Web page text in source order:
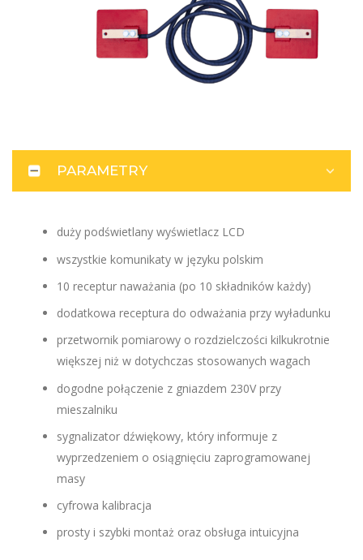
PARAMETRY
duży podświetlany wyświetlacz LCD
wszystkie komunikaty w języku polskim
10 receptur naważania (po 10 składników każdy)
dodatkowa receptura do odważania przy wyładunku
przetwornik pomiarowy o rozdzielczości kilkukrotnie
większej niż w dotychczas stosowanych wagach
dogodne połączenie z gniazdem 230V przy
mieszalniku
sygnalizator dźwiękowy, który informuje z
wyprzedzeniem o osiągnięciu zaprogramowanej
masy
cyfrowa kalibracja
prosty i szybki montaż oraz obsługa intuicyjna